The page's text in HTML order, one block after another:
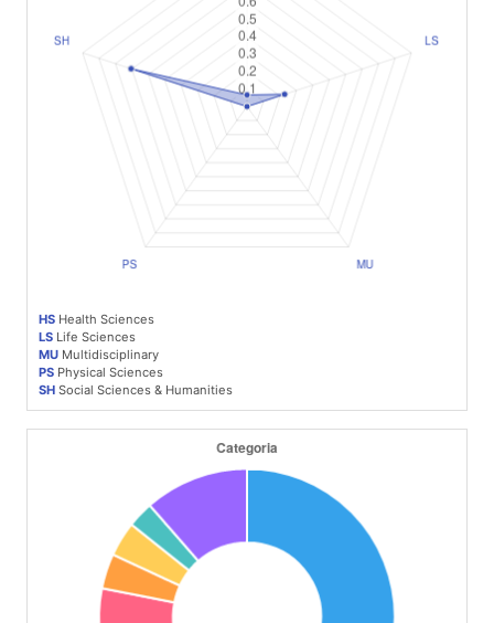
HS Health Sciences
LS Life Sciences
MU Multidisciplinary
PS Physical Sciences
SH Social Sciences & Humanities